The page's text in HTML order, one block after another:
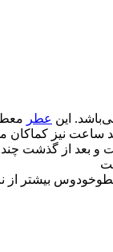
عطر معطر-
ساعت نیز کماکان
و بعد از گذشت
بیشتر